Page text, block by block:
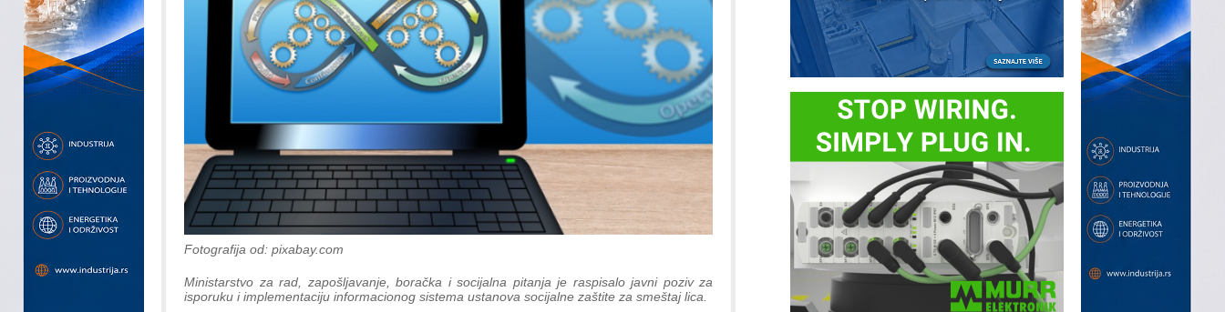
Fotografija od: pixabay.com
Ministarstvo za rad, zapošljavanje, boračka i socijalna pitanja je raspisalo javni poziv za
isporuku i implementaciju informacionog sistema ustanova socijalne zaštite za smeštaj lica.